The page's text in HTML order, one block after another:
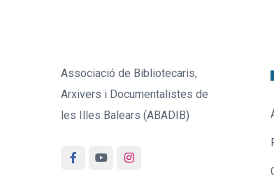
Associació de Bibliotecaris,
Arxivers i Documentalistes de
les Illes Balears (ABADIB)